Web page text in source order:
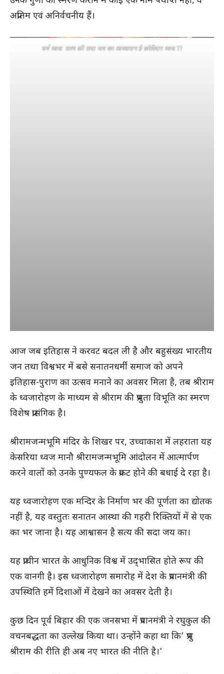
अप्रतिम एवं अनिर्वचनीय हैं।
धर्म ध्वज: सत्य की सदा जय का आश्वासन है कोविदार ध्वज 11
आज जब इतिहास ने करवट बदल ली है और बहुसंख्य भारतीय
जन तथा विश्वभर में बसे सनातनधर्मी समाज को अपने
इतिहास-पुराण का उत्सव मनाने का अवसर मिला है, तब श्रीराम
के ध्वजारोहण के माध्यम से श्रीराम की प्रभुता विभूति का स्मरण
विशेष प्रासंगिक है।
श्रीरामजन्मभूमि मंदिर के शिखर पर, उच्चाकाश में लहराता यह
केसरिया ध्वज मानौ श्रीरामजन्मभूमि आंदोलन में आत्मार्पण
करने वालों को उनके पुण्यफल के प्रकट होने की बधाई दे रहा है।
यह ध्वजारोहण एक मन्दिर के निर्माण भर की पूर्णता का द्योतक
नहीं है, यह वस्तुतः सनातन आस्था की गहरी रिक्तियों में से एक
का भर जाना है। यह आश्वासन है सत्य की सदा जय का।
यह प्राचीन भारत के आधुनिक विश्व में उद्‌भासित होते रूप की
एक वानगी है। इस ध्वजारोहण समारोह में देश के प्रधानमंत्री की
उपस्थिति हमें दिशाओं में देखने का अवसर देती है।
कुछ दिन पूर्व बिहार की एक जनसभा में प्रधानमंत्री ने रघुकुल की
वचनबद्धता का उल्लेख किया था। उन्होंने कहा था कि’ प्रभु
श्रीराम की रीति ही अब नए भारत की नीति है।’